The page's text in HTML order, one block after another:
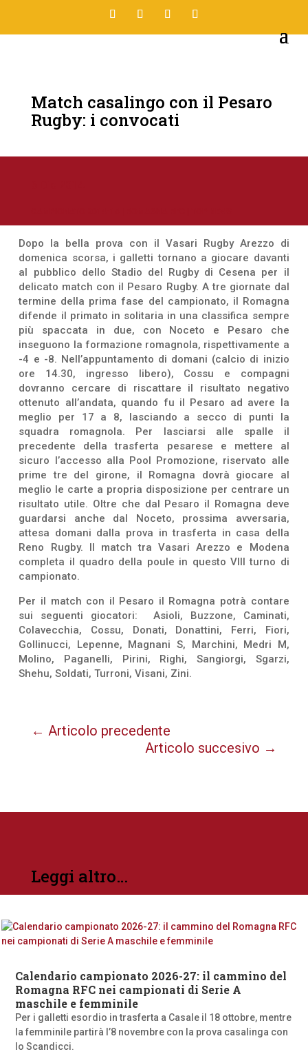
Match casalingo con il Pesaro
Rugby: i convocati
Dopo la bella prova con il Vasari Rugby Arezzo di
domenica scorsa, i galletti tornano a giocare davanti
al pubblico dello Stadio del Rugby di Cesena per il
delicato match con il Pesaro Rugby. A tre giornate dal
termine della prima fase del campionato, il Romagna
difende il primato in solitaria in una classifica sempre
più spaccata in due, con Noceto e Pesaro che
inseguono la formazione romagnola, rispettivamente a
-4 e -8. Nell’appuntamento di domani (calcio di inizio
ore 14.30, ingresso libero), Cossu e compagni
dovranno cercare di riscattare il risultato negativo
ottenuto all’andata, quando fu il Pesaro ad avere la
meglio per 17 a 8, lasciando a secco di punti la
squadra romagnola. Per lasciarsi alle spalle il
precedente della trasferta pesarese e mettere al
sicuro l’accesso alla Pool Promozione, riservato alle
prime tre del girone, il Romagna dovrà giocare al
meglio le carte a propria disposizione per centrare un
risultato utile. Oltre che dal Pesaro il Romagna deve
guardarsi anche dal Noceto, prossima avversaria,
attesa domani dalla prova in trasferta in casa della
Reno Rugby. Il match tra Vasari Arezzo e Modena
completa il quadro della poule in questo VIII turno di
campionato.
Per il match con il Pesaro il Romagna potrà contare
sui seguenti giocatori: Asioli, Buzzone, Caminati,
Colavecchia, Cossu, Donati, Donattini, Ferri, Fiori,
Gollinucci, Lepenne, Magnani S, Marchini, Medri M,
Molino, Paganelli, Pirini, Righi, Sangiorgi, Sgarzi,
Shehu, Soldati, Turroni, Visani, Zini.
← Articolo precedente
Articolo succesivo →
Leggi altro…
Calendario campionato 2026-27: il cammino del
Romagna RFC nei campionati di Serie A
maschile e femminile
Per i galletti esordio in trasferta a Casale il 18 ottobre, mentre
la femminile partirà l’8 novembre con la prova casalinga con
lo Scandicci.